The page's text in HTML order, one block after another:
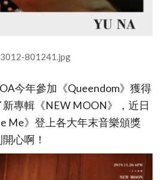
801241.jpg
今年參加《Queendom》獲得
專輯《NEW MOON》，近日
Me》登上各大年末音樂頒獎
心啊！